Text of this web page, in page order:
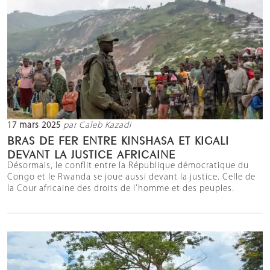
17 mars 2025 par Caleb Kazadi
BRAS DE FER ENTRE KINSHASA ET KIGALI
DEVANT LA JUSTICE AFRICAINE
Désormais, le conflit entre la République démocratique du
Congo et le Rwanda se joue aussi devant la justice. Celle de
la Cour africaine des droits de l’homme et des peuples.